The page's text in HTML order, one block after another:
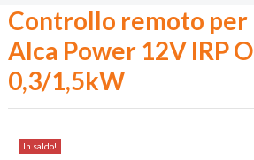
Controllo remoto
Alca Power 12V IRP
0,3/1,5kW
In saldo!